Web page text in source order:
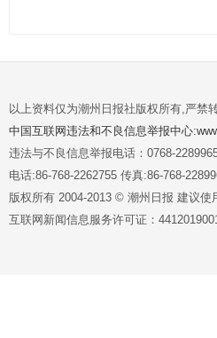
以上资料仅为潮州日报社版权所有,严禁
中国互联网违法和不良信息举报中心
违法与不良信息举报电话：0768-
电话:86-768-2262755 传真:86-768-
版权所有 2004-2013 © 潮州日报 建议
互联网新闻信息服务许可证：